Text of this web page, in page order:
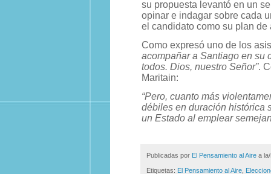
su propuesta levantó en un
opinar e indagar sobre cada
el candidato como su plan
Como expresó uno de los
acompañar a Santiago en su
todos. Dios, nuestro Señor”.
Maritain:
“Pero, cuanto más
débiles en duración histórica
un Estado al emplear
Publicadas por El Pensamiento al Aire a
Etiquetas: El Pensamiento al Aire